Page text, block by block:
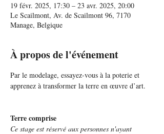
19 févr. 2025, 17:30 – 23 avr. 2025, 20:00
Le Scailmont, Av. de Scailmont 96, 7170
Manage, Belgique
À propos de l'événement
Par le modelage, essayez-vous à la poterie et
apprenez à transformer la terre en œuvre d’art.
Terre comprise
Ce stage est réservé aux personnes n'ayant